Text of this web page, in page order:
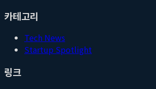
카테고리
Tech News
Startup Spotlight
링크